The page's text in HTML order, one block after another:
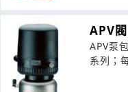
APV
APV泵
系列；